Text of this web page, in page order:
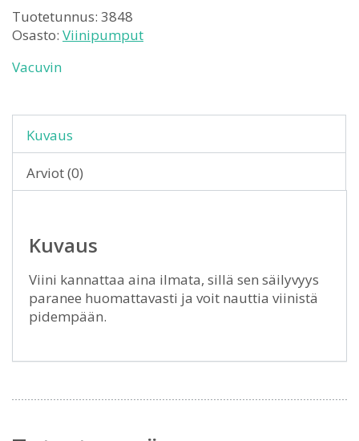
Tuotetunnus: 3848
Osasto: Viinipumput
Vacuvin
Kuvaus
Arviot (0)
Kuvaus
Viini kannattaa aina ilmata, sillä sen säilyvyys
paranee huomattavasti ja voit nauttia viinistä
pidempään.